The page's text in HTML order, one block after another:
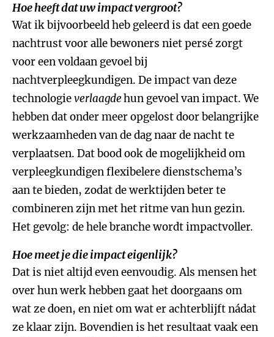
Hoe heeft dat uw impact vergroot?
Wat ik bijvoorbeeld heb geleerd is dat een goede
nachtrust voor alle bewoners niet persé zorgt
voor een voldaan gevoel bij
nachtverpleegkundigen. De impact van deze
technologieverlaagdehun gevoel van impact. We
hebben dat onder meer opgelost door belangrijke
werkzaamheden van de dag naar de nacht te
verplaatsen. Dat bood ook de mogelijkheid om
verpleegkundigen flexibelere dienstschema’s
aan te bieden, zodat de werktijden beter te
combineren zijn met het ritme van hun gezin.
Het gevolg: de hele branche wordt impactvoller.
Hoe meet je die impact eigenlijk?
Dat is niet altijd even eenvoudig. Als mensen het
over hun werk hebben gaat het doorgaans om
wat ze doen, en niet om wat er achterblijft nádat
ze klaar zijn. Bovendien is het resultaat vaak een